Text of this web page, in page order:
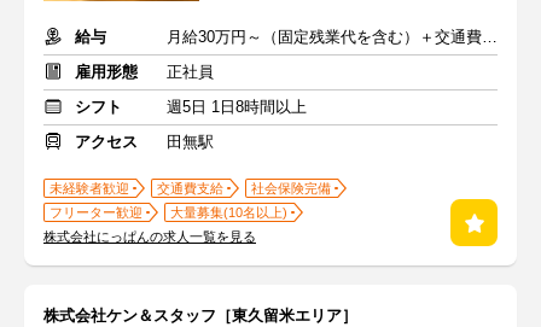
給与
月給30万円～（固定残業代を含む）＋交通費全額支給
雇用形態
正社員
シフト
週5日 1日8時間以上
アクセス
田無駅
未経験者歓迎 交通費支給
社会保険完備
フリーター歓迎
大量募集(10名以上)
株式会社にっぱんの求人一覧を見る
株式会社ケン＆スタッフ［東久留米エリア］